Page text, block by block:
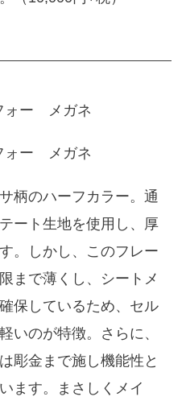
柄のハーフカラー。通
ート生地を使用し、厚
。しかし、このフレー
まで薄くし、シートメ
保しているため、セル
いのが特徴。さらに、
彫金まで施し機能性と
ます。まさしくメイ